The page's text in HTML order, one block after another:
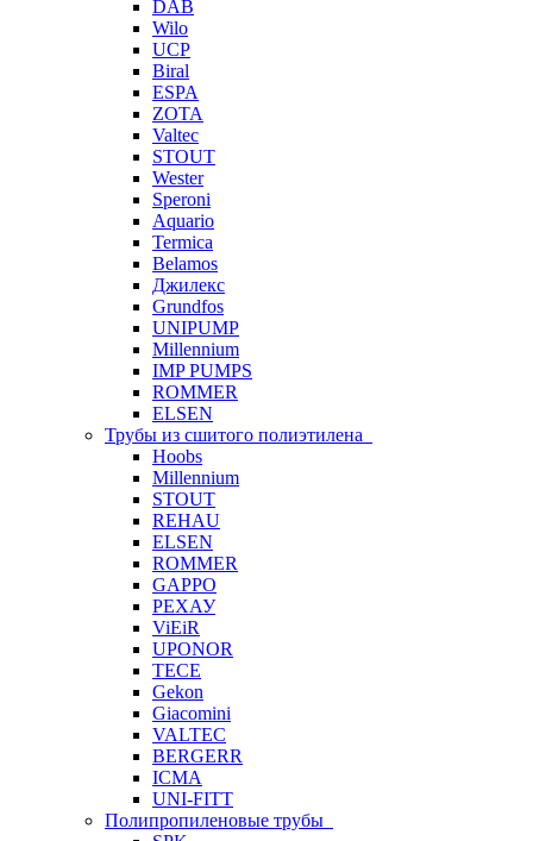
DAB
Wilo
UCP
Biral
ESPA
ZOTA
Valtec
STOUT
Wester
Speroni
Aquario
Termica
Belamos
Джилекс
Grundfos
UNIPUMP
Millennium
IMP PUMPS
ROMMER
ELSEN
Трубы из сшитого полиэтилена
Hoobs
Millennium
STOUT
REHAU
ELSEN
ROMMER
GAPPO
РЕХАУ
ViEiR
UPONOR
TECE
Gekon
Giacomini
VALTEC
BERGERR
ICMA
UNI-FITT
Полипропиленовые трубы